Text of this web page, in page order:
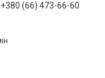
+380 (66) 473-66-60